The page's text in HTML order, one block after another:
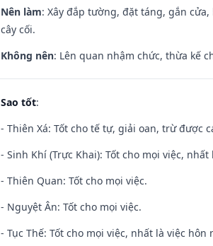
Nên làm: Xây đắp tường, đặt táng, gắn
cây cối.
Không nên: Lên quan nhậm chức, thừa kế
Sao tốt:
- Thiên Xá: Tốt cho tế tự, giải oan, trừ được
- Sinh Khí (Trực Khai): Tốt cho mọi việc,
- Thiên Quan: Tốt cho mọi việc.
- Nguyệt Ân: Tốt cho mọi việc.
- Tục Thế: Tốt cho mọi việc, nhất là việc